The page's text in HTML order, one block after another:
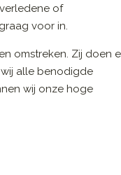
of
voor in.
omstreken. Zij doen
alle benodigde
wij onze hoge